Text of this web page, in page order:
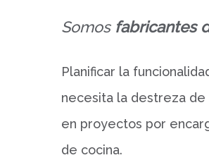
Somos fabricantes
Planificar la
necesita la destreza de
en proyectos por
de cocina.